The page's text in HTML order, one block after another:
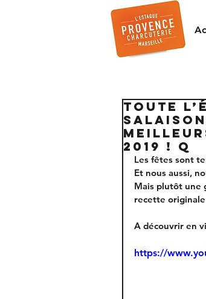
TOUTE
2019 ! Q
Les fêtes sont
Et nous aussi,
Mais plutôt une
recette
A découvrir en
https://